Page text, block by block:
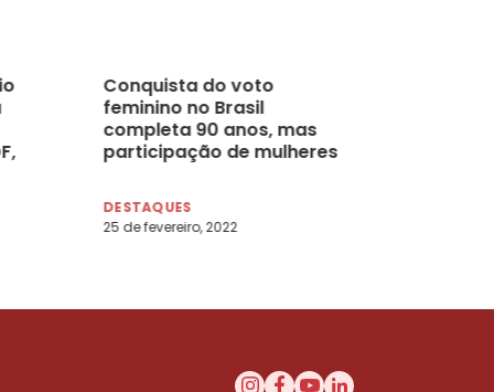
Conquista do voto
feminino no Brasil
completa 90 anos, mas
participação de mulheres
DESTAQUES
25 de fevereiro, 2022